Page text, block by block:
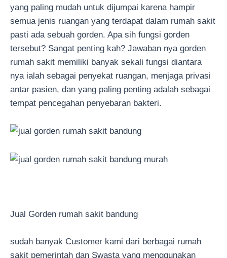
yang paling mudah untuk dijumpai karena hampir
semua jenis ruangan yang terdapat dalam rumah sakit
pasti ada sebuah gorden. Apa sih fungsi gorden
tersebut? Sangat penting kah? Jawaban nya gorden
rumah sakit memiliki banyak sekali fungsi diantara
nya ialah sebagai penyekat ruangan, menjaga privasi
antar pasien, dan yang paling penting adalah sebagai
tempat pencegahan penyebaran bakteri.
Jual Gorden rumah sakit bandung
sudah banyak Customer kami dari berbagai rumah
sakit pemerintah dan Swasta yang menggunakan